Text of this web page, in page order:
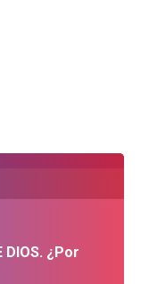
DIOS. ¿Por